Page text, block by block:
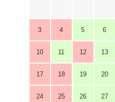
3 4 5 6
10 11 12 13
17 18 19 20
24 25 26 27